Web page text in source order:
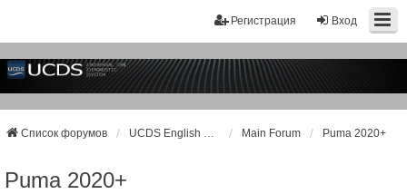
Вход
Регистрация
Список форумов UCDS English Support Main Forum Puma 2020+
Puma 2020+